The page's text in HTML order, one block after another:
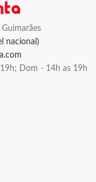
nacional)
Dom - 14h as 19h